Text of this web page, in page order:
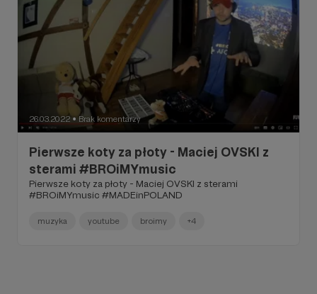
26.03.2022 ● Brak komentarzy
Pierwsze koty za płoty - Maciej OVSKI z
sterami #BROiMYmusic
Pierwsze koty za płoty - Maciej OVSKI z sterami
#BROiMYmusic #MADEinPOLAND
muzyka youtube broimy +4